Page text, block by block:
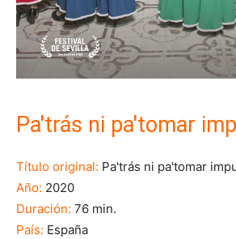
Pa'trás ni pa'tomar
Título original: Pa'trás ni pa'tomar
Año: 2020
Duración: 76 min.
País: España